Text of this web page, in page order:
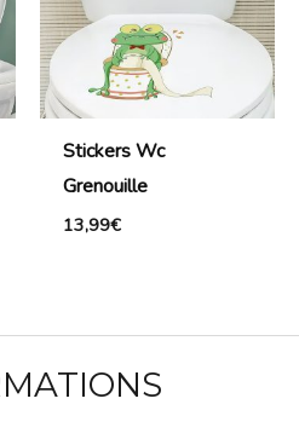
Stickers Wc
Grenouille
13,99€